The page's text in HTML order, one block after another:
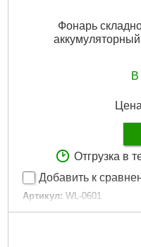
Фонарь
В
Отгрузка в
Добавить к
Артикул: WL-0601
Код товара: 20.72.80